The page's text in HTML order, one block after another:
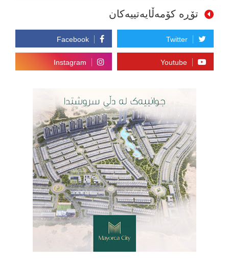
تۆڕە کۆمەڵایەتییەکان